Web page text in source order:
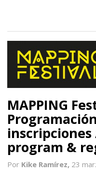
MAPPING
program &
Por Kike Ramírez, 23